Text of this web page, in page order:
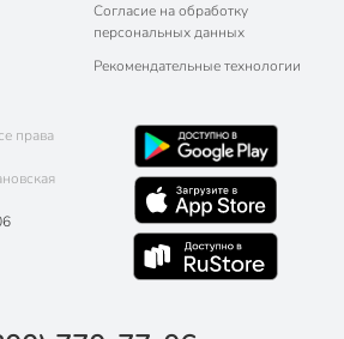
Согласие на обработку
персональных данных
Рекомендательные технологии
права